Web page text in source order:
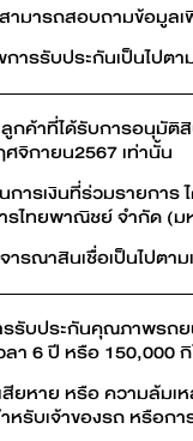
ามารถสอบถามข้อมูล
ขการรับประกันเป็นไป
ลูกค้าที่ได้รับการอนุมัติ
จิกายน2567 เท่านั้น
การเงินที่ร่วมรายการ
รไทยพาณิชย์ จำกัด (ม
รณาสินเชื่อเป็นไปตา
รรับประกันคุณภาพรถ
ลา 6 ปี หรือ 150,000
ยหาย หรือ ความล้มเ
รับเจ้าของรถ หรือกา